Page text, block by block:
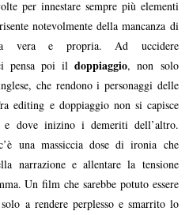
per innestare sempre più elementi
notevolmente della mancanza di
vera e propria. Ad uccidere
ci pensa poi ildoppiaggio, non solo
che rendono i personaggi delle
editing e doppiaggio non si capisce
dove inizino i demeriti dell’altro.
una massiccia dose di ironia che
narrazione e allentare la tensione
Un film che sarebbe potuto essere
a rendere perplesso e smarrito lo